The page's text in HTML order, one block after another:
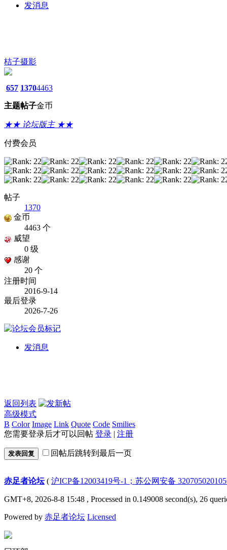
发消息
桔子摄影
657
主题
1370
帖子
4463
金币
★★ 论坛版主 ★★
付费会员
帖子
1370
金币
4463 个
威望
0 级
感谢
20 个
注册时间
2016-9-14
最后登录
2026-7-26
发消息
返回列表
高级模式
B Color Image Link Quote Code Smilies
您需要登录后才可以回帖 登录 | 注册
发表回复 回帖后跳转到最后一页
赤足者论坛( 沪ICP备12003419号-1；苏公网安备
GMT+8, 2026-8-8 15:48 , Processed in 0.149008 second(s), 26
Powered by 赤足者论坛 Licensed